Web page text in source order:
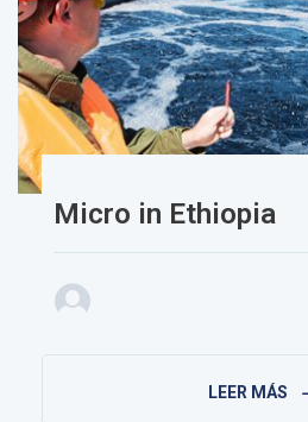
Micro in Ethiopia
LEER MÁS